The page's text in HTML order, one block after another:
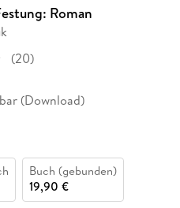
Roman
(20)
(Download)
Buch (gebunden)
19,90 €